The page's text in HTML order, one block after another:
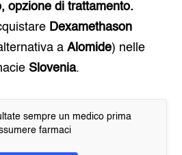
opzione di trattamento.
Dexamethason
a Alomide) nelle
Slovenia.
sempre un medico prima
farmaci